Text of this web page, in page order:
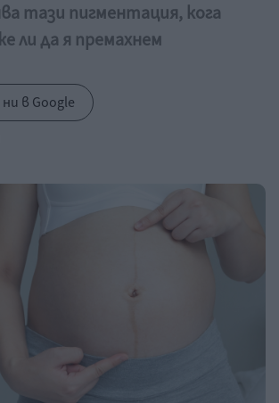
тази пигментация, кога
ли да я премахнем
в Google